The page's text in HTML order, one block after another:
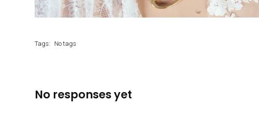
Tags: No tags
No responses yet